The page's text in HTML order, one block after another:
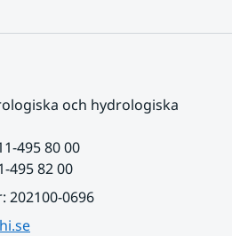
och hydrologiska
495 80 00
495 82 00
202100-0696